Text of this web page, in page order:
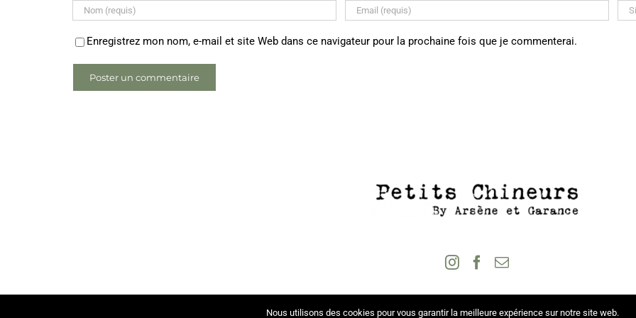
Enregistrez mon nom, e-mail et site Web dans ce navigateur pour la prochaine fois que je commenterai.
Nous utilisons des cookies pour vous garantir la meilleure expérience sur notre site web.